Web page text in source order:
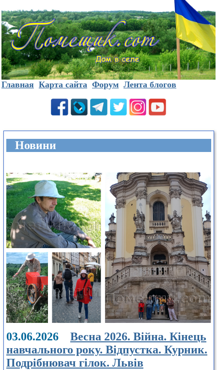
Главная Карта сайта Форум Лента блогов
Новини
03.06.2026 Весна 2026. Війна. Кінець
навчального року. Відпустка. Курник.
Подрібнювач гілок. Львів